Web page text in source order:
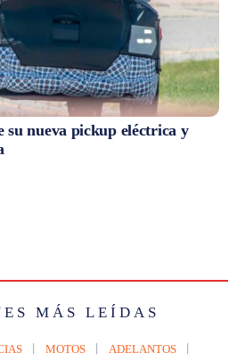
su nueva pickup eléctrica y
MÁS LEÍDAS
MOTOS ADELANTOS